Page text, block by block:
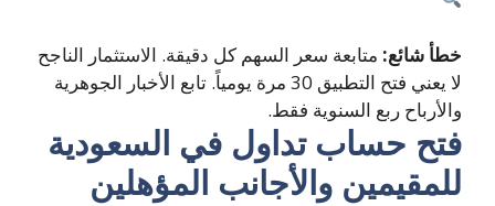
خطأ شائع: متابعة سعر السهم كل دقيقة. الاستثمار الناجح
لا يعني فتح التطبيق 30 مرة يومياً. تابع الأخبار الجوهرية
والأرباح ربع السنوية فقط.
فتح حساب تداول في السعودية
للمقيمين والأجانب المؤهلين